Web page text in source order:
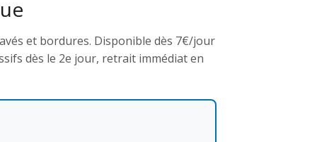
et bordures. Disponible dès 7€/jour
dès le 2e jour, retrait immédiat en